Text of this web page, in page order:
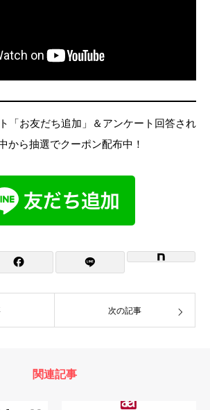
「お友だち追加」＆アンケート回答され
から抽選でクーポン配布中！
次の記事
関連記事